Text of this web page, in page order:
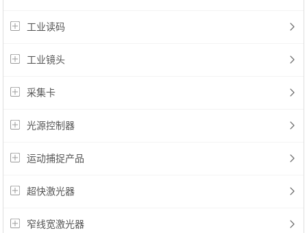
工业读码
工业镜头
采集卡
光源控制器
运动捕捉产品
超快激光器
窄线宽激光器